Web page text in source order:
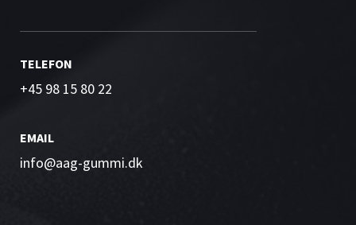
TELEFON
+45 98 15 80 22
EMAIL
info@aag-gummi.dk